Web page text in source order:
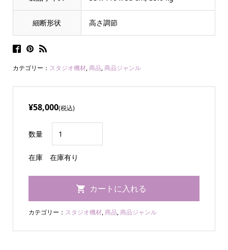
細断形状 ‎高さ調節
カテゴリー： スタジオ機材,商品,商品ジャンル
¥58,000(税込)
数量
在庫 在庫有り
カテゴリー： スタジオ機材,商品,商品ジャンル